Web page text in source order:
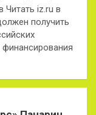
iz.ru в
получить